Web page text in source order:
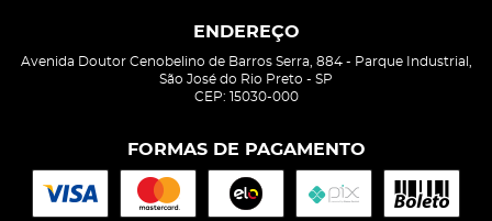
ENDEREÇO
Avenida Doutor Cenobelino de Barros Serra, 884- Parque Industrial,
São José do Rio Preto - SP
CEP: 15030-000
FORMAS DE PAGAMENTO